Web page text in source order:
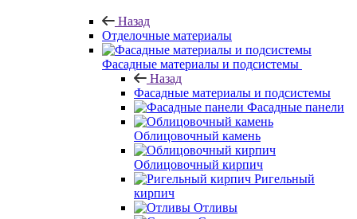
Назад
Отделочные материалы
Фасадные материалы и подсистемы
Назад
Фасадные материалы и подсистемы
Фасадные панели
Облицовочный камень
Облицовочный кирпич
Ригельный
кирпич
Отливы